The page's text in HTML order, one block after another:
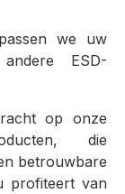
we uw
ESD-
op onze
die
betrouwbare
profiteert van